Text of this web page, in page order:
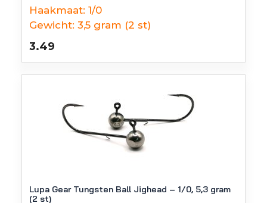
Haakmaat: 1/0
Gewicht: 3,5 gram (2 st)
3.49
Lupa Gear Tungsten Ball Jighead – 1/0, 5,3 gram
(2 st)